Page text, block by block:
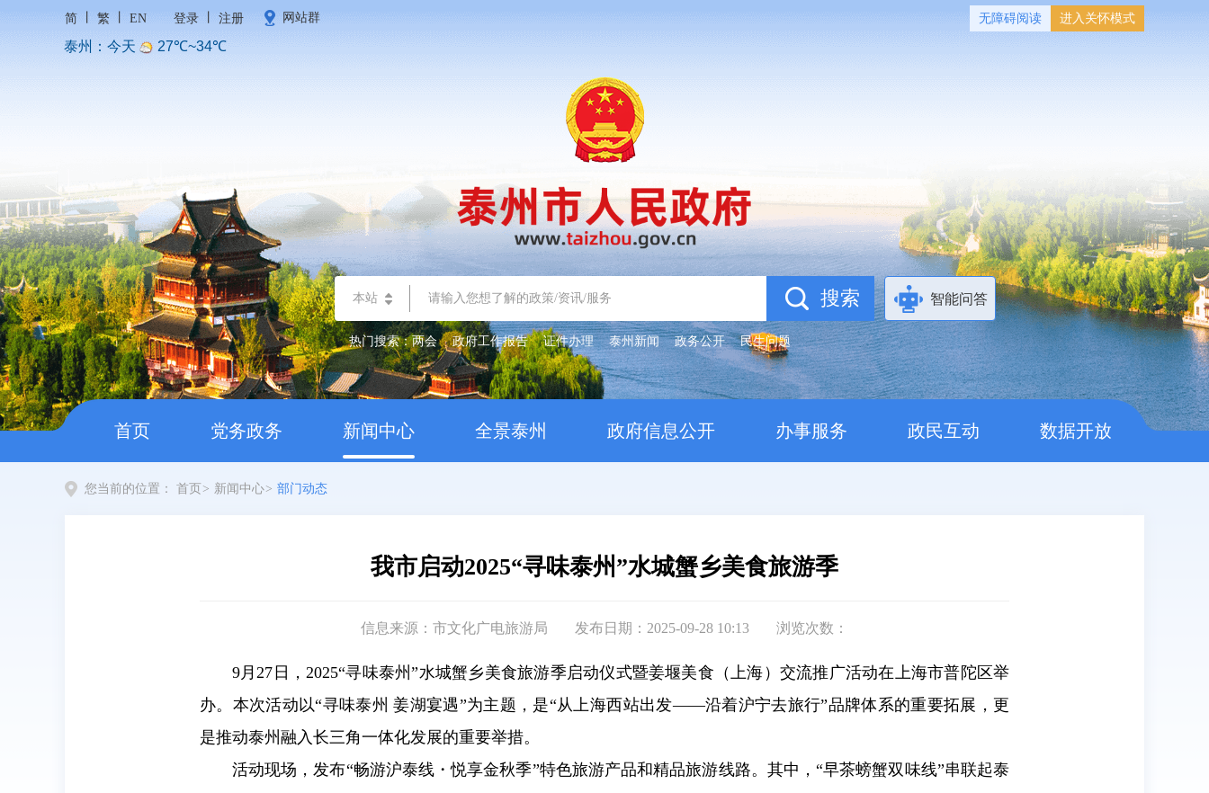
简 繁 EN 登录 注册 网站群 无障碍阅读 进入关怀模式
本站 智能问答
热门搜索：两会 政府工作报告 证件办理 泰州新闻 政务公开 民生问题
首页 党务政务 新闻中心 全景泰州 政府信息公开 办事服务 政民互动 数据开放
您当前的位置： 首页 > 新闻中心> 部门动态
我市启动2025“寻味泰州”水城蟹乡美食旅游季
信息来源：市文化广电旅游局 发布日期：2025-09-28 10:13 浏览次数：
9月27日，2025“寻味泰州”水城蟹乡美食旅游季启动仪式暨姜堰美食（上海）交流推广活动在上海市普陀区举
办。本次活动以“寻味泰州 姜湖宴遇”为主题，是“从上海西站出发——沿着沪宁去旅行”品牌体系的重要拓展，更
是推动泰州融入长三角一体化发展的重要举措。
活动现场，发布“畅游沪泰线・悦享金秋季”特色旅游产品和精品旅游线路。其中，“早茶螃蟹双味线”串联起泰